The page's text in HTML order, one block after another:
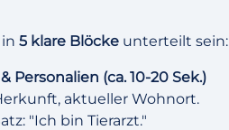
5 klare Blöcke unterteilt sein:
Personalien (ca. 10-20 Sek.)
aktueller Wohnort.
"Ich bin Tierarzt."